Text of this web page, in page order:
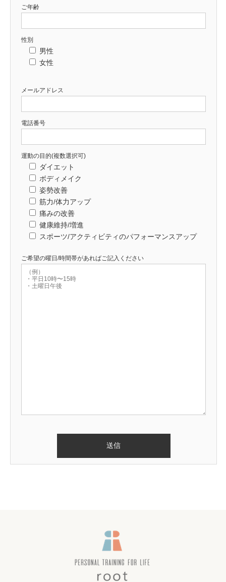
ご年齢
性別
男性
女性
メールアドレス
電話番号
運動の目的(複数選択可)
ダイエット
ボディメイク
姿勢改善
筋力/体力アップ
痛みの改善
健康維持/増進
スポーツ/アクティビティのパフォーマンスアップ
ご希望の曜日/時間帯があればご記入ください